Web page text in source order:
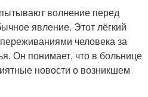
волнение перед
явление. Этот лёгкий
человека за
Он понимает, что в больнице
новости о возникшем